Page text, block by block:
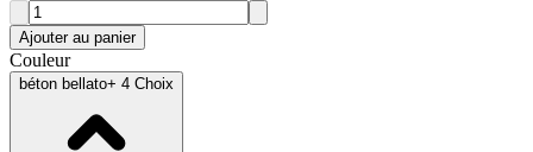
Ajouter au panier
Couleur
béton bellato+ 4 Choix